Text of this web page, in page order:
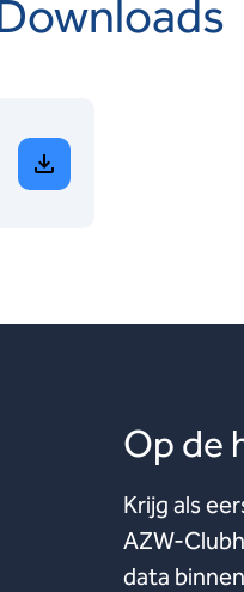
Downloads
Op de
Krijg als
AZW-
data